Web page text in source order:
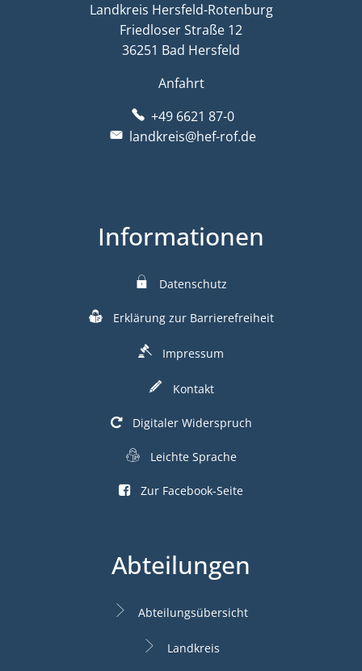
Landkreis Hersfeld-Rotenburg
Friedloser Straße 12
36251 Bad Hersfeld
Anfahrt
+49 6621 87-0
landkreis@hef-rof.de
Informationen
Datenschutz
Erklärung zur Barrierefreiheit
Impressum
Kontakt
Digitaler Widerspruch
Leichte Sprache
Zur Facebook-Seite
Abteilungen
Abteilungsübersicht
Landkreis